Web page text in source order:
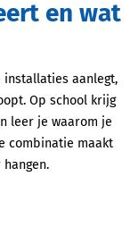
installaties aanlegt,
Op school krijg
leer je waarom je
combinatie maakt